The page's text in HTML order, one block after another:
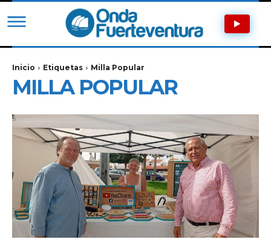
Inicio Etiquetas Milla Popular
MILLA POPULAR